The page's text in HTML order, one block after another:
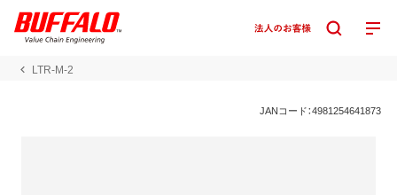
LTR-M-2
JANコード：4981254641873